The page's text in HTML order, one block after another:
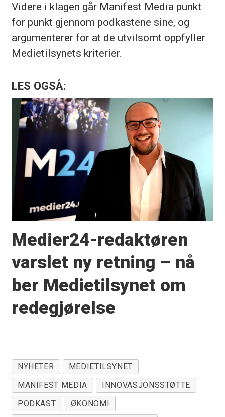
Videre i klagen går Manifest Media punkt
for punkt gjennom podkastene sine, og
argumenterer for at de utvilsomt oppfyller
Medietilsynets kriterier.
LES OGSÅ:
Medier24-redaktøren
varslet ny retning – nå
ber Medietilsynet om
redegjørelse
NYHETER
MEDIETILSYNET
MANIFEST MEDIA
INNOVASJONSSTØTTE
PODKAST
ØKONOMI